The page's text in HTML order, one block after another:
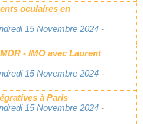
oculaires en
15 Novembre 2024 -
- IMO avec Laurent
15 Novembre 2024 -
à Paris
15 Novembre 2024 -